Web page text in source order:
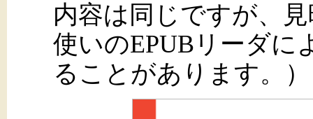
内容は同じですが、
使いのEPUBリーダに
ることがあります。）